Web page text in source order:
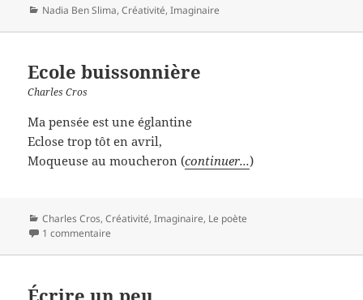
Catégories
Nadia Ben Slima,Créativité,Imaginaire
Ecole buissonnière
Charles Cros
Ma pensée est une églantine
Eclose trop tôt en avril,
Moqueuse au moucheron (continuer...)
Catégories
Charles Cros,Créativité,Imaginaire, Le poète
1 commentaire
Écrire un peu